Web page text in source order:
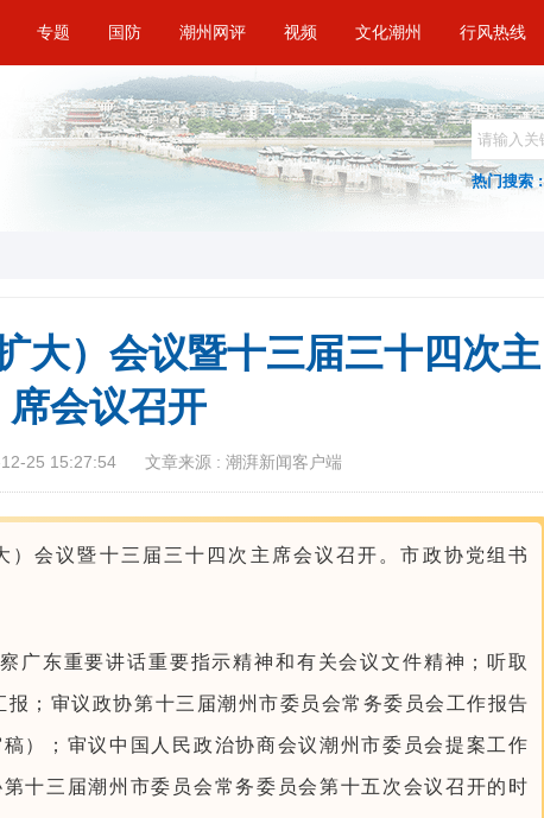
专题 国防 潮州网评 视频 文化潮州 行风热线
热门搜索 :
大）会议暨十三届三十四次主
席会议召开
25 15:27:54 文章来源 : 潮湃新闻客户端
）会议暨十三届三十四次主席会议召开。市政协党组书
广东重要讲话重要指示精神和有关会议文件精神；听取
；审议政协第十三届潮州市委员会常务委员会工作报告
）；审议中国人民政治协商会议潮州市委员会提案工作
十三届潮州市委员会常务委员会第十五次会议召开的时